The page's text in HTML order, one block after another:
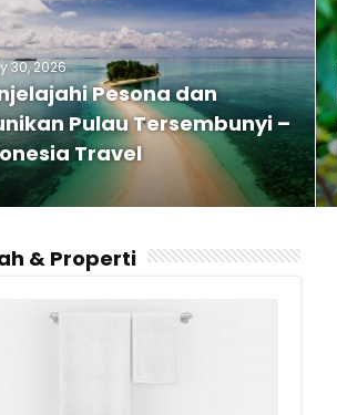
30, 2026
Pesona dan
Pulau Tersembunyi –
Travel
& Properti